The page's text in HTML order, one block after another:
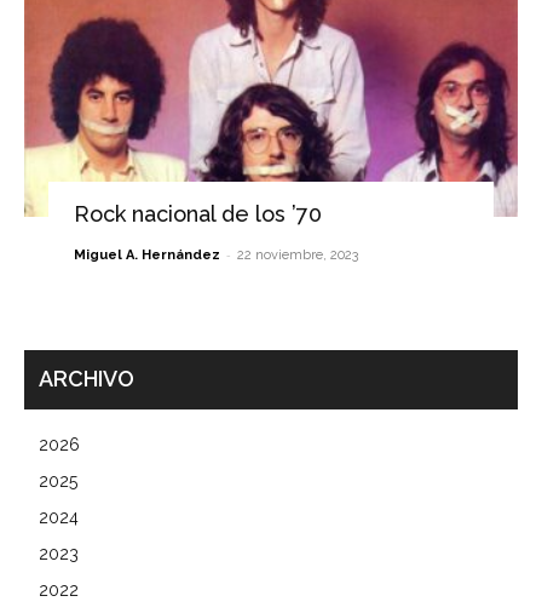
Rock nacional de los ’70
Miguel A. Hernández - 22 noviembre, 2023
ARCHIVO
2026
2025
2024
2023
2022